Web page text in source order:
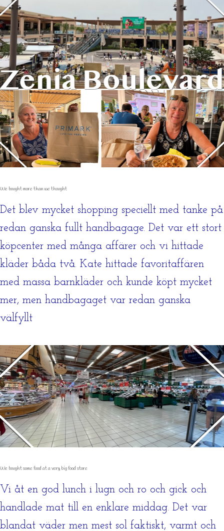
We bought more than we thought
Det blev mycket shopping speciellt med tanke på
redan ganska fullt handbagage. Det var ett stort
köpcenter med många affärer och vi hittade
kläder båda två. Kate hittade favoritaffären
med massa barnkläder och kunde köpt mycket
mer, men handbagaget var redan ganska
välfyllt
We bought some food at a very big food store
Vi åt en god lunch i lugn och ro och gick och
handlade mat till en enklare middag. Det var
blandat väder men mest sol faktiskt, varmt och